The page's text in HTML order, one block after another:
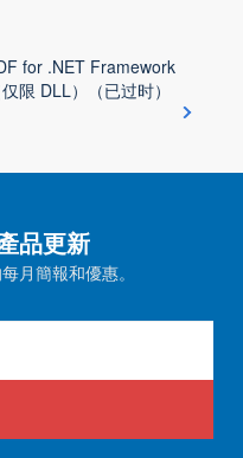
for .NET Framework
限 DLL）（已过时）
品更新
月簡報和優惠。